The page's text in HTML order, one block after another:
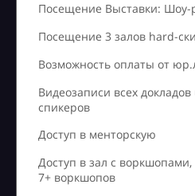
Посещение Выставки: Шоу-
Посещение 3 залов hard-
Возможность оплаты от
Видеозаписи всех
спикеров
Доступ в менторскую
Доступ в зал с воркшопами,
7+ воркшопов